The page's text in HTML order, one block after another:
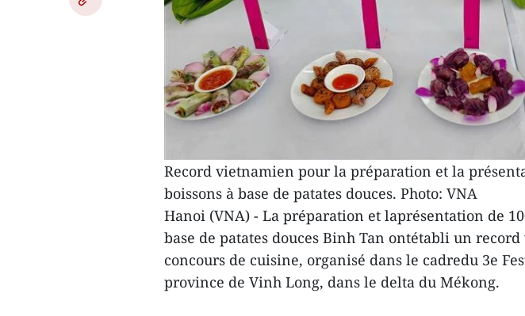
Record vietnamien pour la préparation et la
boissons à base de patates douces. Photo: VNA
Hanoi (VNA) - La préparation et laprésentation de
base de patates douces Binh Tan ontétabli un
concours de cuisine, organisé dans le cadredu 3e
province de Vinh Long, dans le delta du Mékong.